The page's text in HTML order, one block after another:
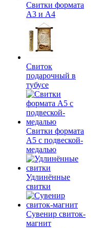
Свитки формата
А3 и А4
Свиток
подарочный в
тубусе
Свитки формата
А5 с подвеской-
медалью
Удлинённые
свитки
Сувенир свиток-
магнит